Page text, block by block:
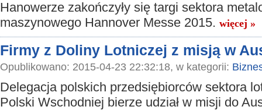
Hanowerze zakończyły się targi sektora
maszynowego Hannover Messe 2015. więcej »
Firmy z Doliny Lotniczej z misją w
Opublikowano: 2015-04-23 22:32:18, w kategorii:
Delegacja polskich przedsiębiorców sektora
Polski Wschodniej bierze udział w misji do